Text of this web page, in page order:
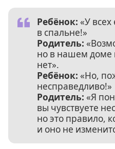
Ребёнок: «У
в спальне!»
Родитель:
но в нашем доме
нет».
Ребёнок: «Но,
несправедливо!»
Родитель: «Я
вы чувствуете
но это правило,
и оно не